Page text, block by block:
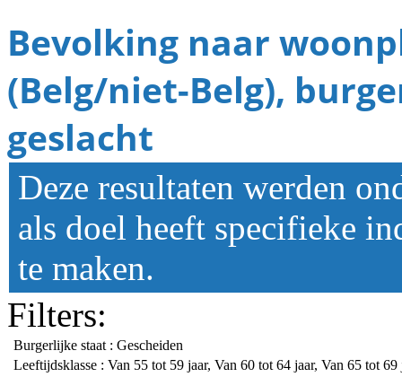
Bevolking naar
(Belg/niet-Belg),
geslacht
Deze resultaten werden
als doel heeft specifieke
te maken.
Filters:
Burgerlijke staat : Gescheiden
Leeftijdsklasse : Van 55 tot 59 jaar, Van 60 tot 64 jaar, Van 65 tot 69